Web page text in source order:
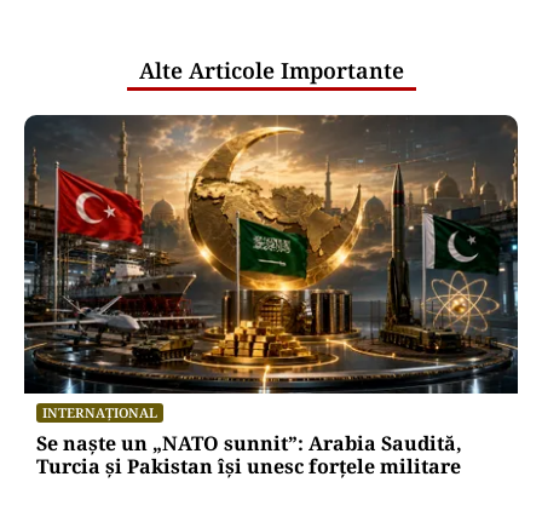
Alte Articole Importante
INTERNAȚIONAL
Se naște un „NATO sunnit”: Arabia Saudită,
Turcia și Pakistan își unesc forțele militare